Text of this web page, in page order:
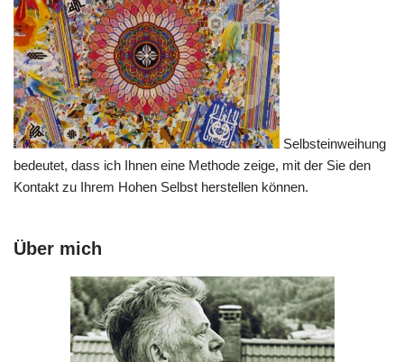
Selbsteinweihung
bedeutet, dass ich Ihnen eine Methode zeige, mit der Sie den
Kontakt zu Ihrem Hohen Selbst herstellen können.
Über mich